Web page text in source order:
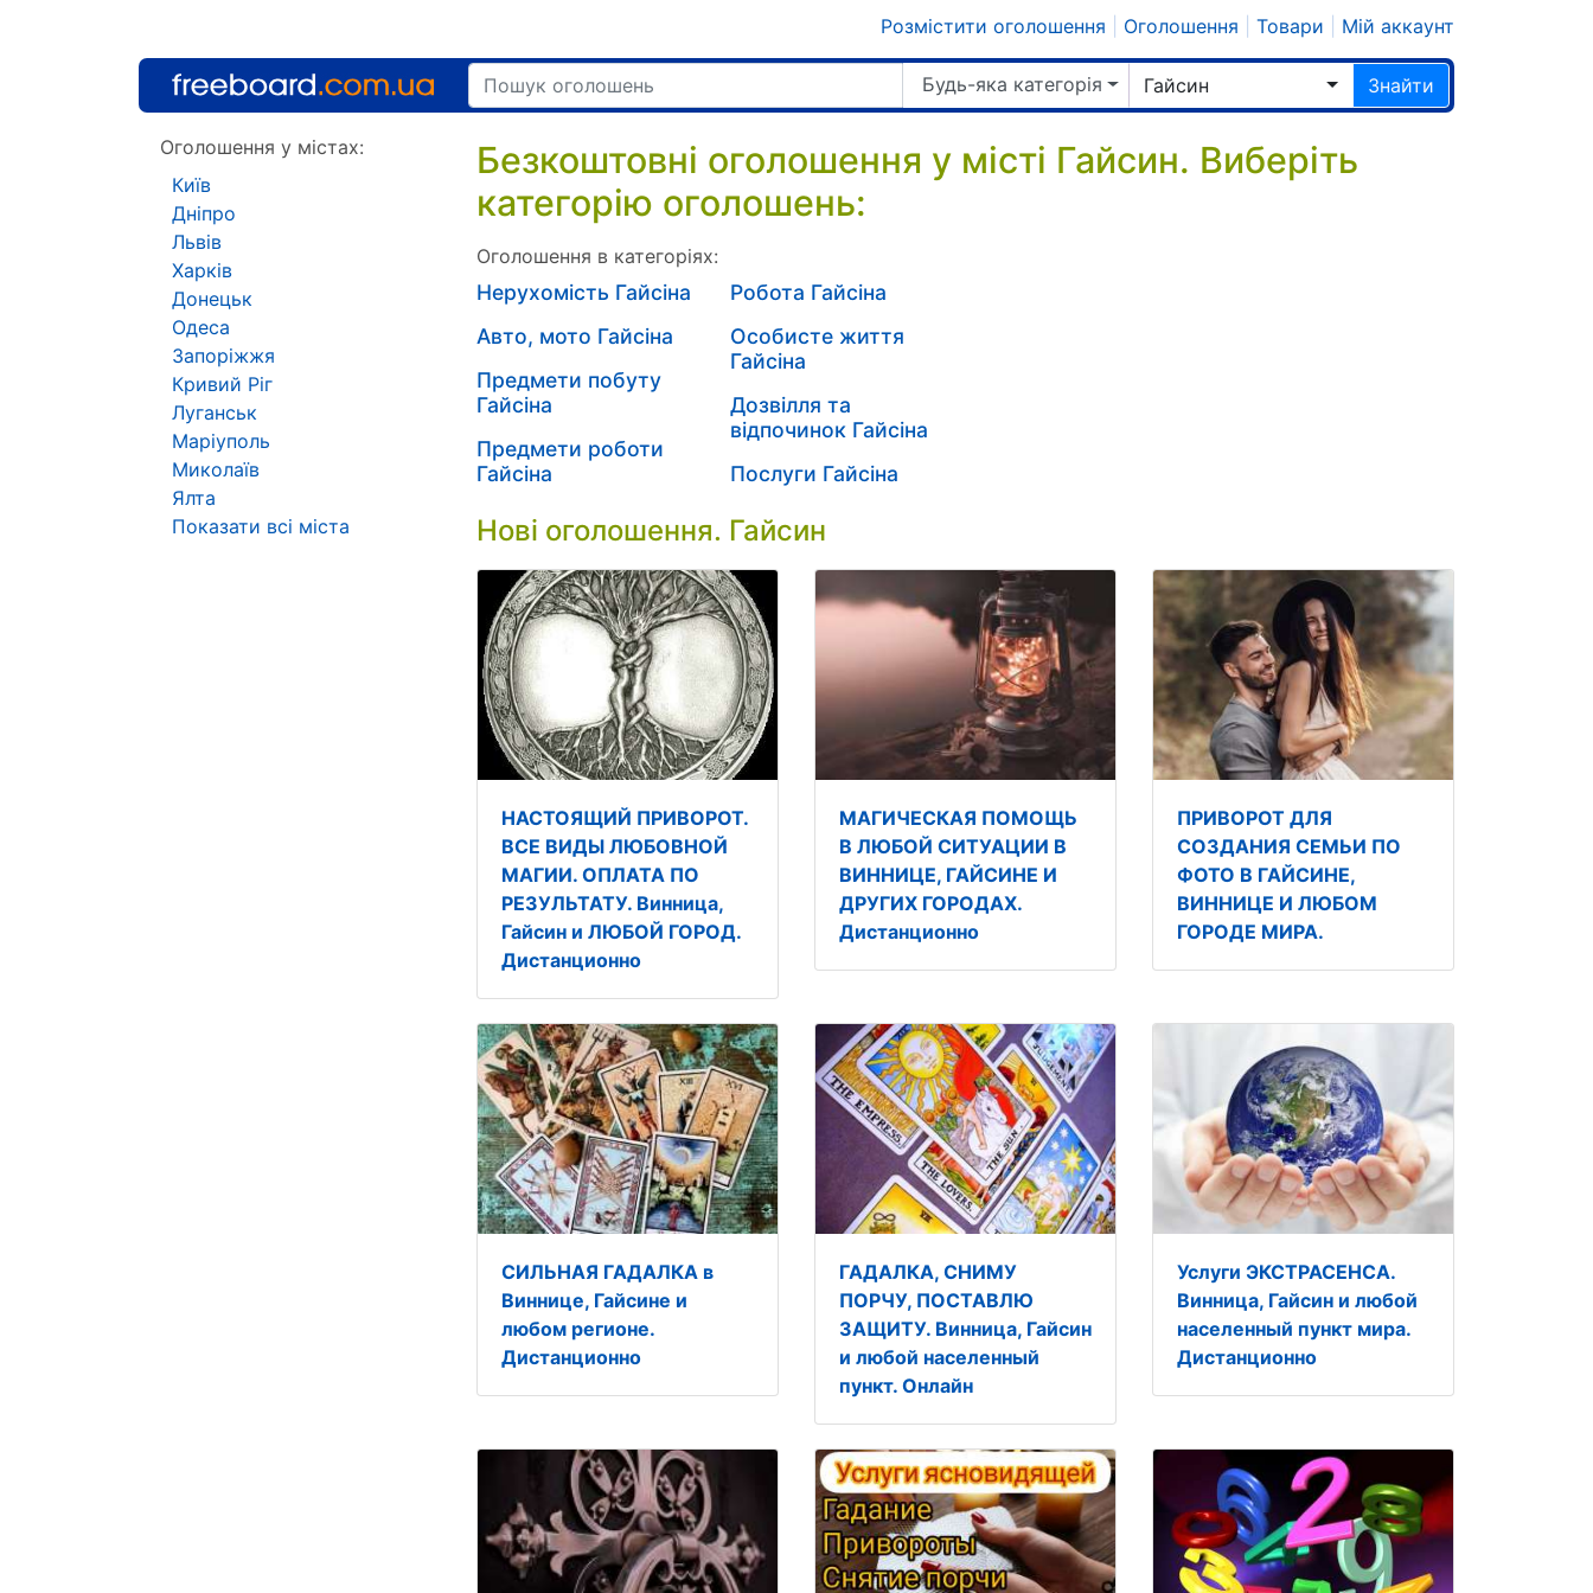
Розмістити оголошення Оголошення Товари Мій аккаунт
Будь-яка категорія Гайсин Знайти
Безкоштовні оголошення у місті Гайсин. Виберіть
категорію оголошень:
Оголошення в категоріях:
Нерухомість Гайсіна
Авто, мото Гайсіна
Предмети побуту
Гайсіна
Предмети роботи
Гайсіна
Робота Гайсіна
Особисте життя
Гайсіна
Дозвілля та
відпочинок Гайсіна
Послуги Гайсіна
Нові оголошення. Гайсин
НАСТОЯЩИЙ ПРИВОРОТ.
ВСЕ ВИДЫ ЛЮБОВНОЙ
МАГИИ. ОПЛАТА ПО
РЕЗУЛЬТАТУ. Винница,
Гайсин и ЛЮБОЙ ГОРОД.
Дистанционно
МАГИЧЕСКАЯ ПОМОЩЬ
В ЛЮБОЙ СИТУАЦИИ В
ВИННИЦЕ, ГАЙСИНЕ И
ДРУГИХ ГОРОДАХ.
Дистанционно
ПРИВОРОТ ДЛЯ
СОЗДАНИЯ СЕМЬИ ПО
ФОТО В ГАЙСИНЕ,
ВИННИЦЕ И ЛЮБОМ
ГОРОДЕ МИРА.
СИЛЬНАЯ ГАДАЛКА в
Виннице, Гайсине и
любом регионе.
Дистанционно
ГАДАЛКА, СНИМУ
ПОРЧУ, ПОСТАВЛЮ
ЗАЩИТУ. Винница, Гайсин
и любой населенный
пункт. Онлайн
Услуги ЭКСТРАСЕНСА.
Винница, Гайсин и любой
населенный пункт мира.
Дистанционно
Оголошення у містах:
Київ
Дніпро
Львів
Харків
Донецьк
Одеса
Запоріжжя
Кривий Ріг
Луганськ
Маріуполь
Миколаїв
Ялта
Показати всі міста